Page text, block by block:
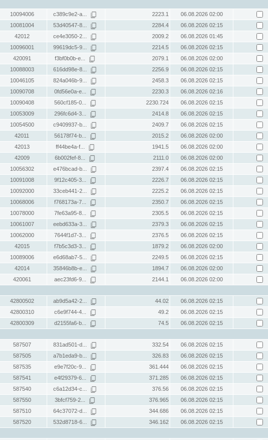
10094006 c389c9e2-a... 2223.1
06.08.2026 02:00
10081004 53d40547-8... 2284.4
06.08.2026 02:15
42012 ce4e3050-2... 2009.2
06.08.2026 01:45
10096001 99619dc5-9... 2214.5
06.08.2026 02:15
420091 f3bf0b0b-e... 2079.1
06.08.2026 02:00
10088003 616dd98e-8... 2256.9
06.08.2026 02:15
10046105 824a046b-9... 2458.3
06.08.2026 02:15
10090708 0fd56e0a-e... 2230.3
06.08.2026 02:16
10090408 560cf185-0... 2230.724
06.08.2026 02:15
10053009 296fc6d4-3... 2414.8
06.08.2026 02:15
10054500 c9409937-b... 2409.7
06.08.2026 02:15
42011 56178f74-b... 2015.2
06.08.2026 02:00
42013 ff44be4a-f... 1941.5
06.08.2026 02:00
42009 6b002fef-8... 2111.0
06.08.2026 02:00
10056302 e476bcad-b... 2397.4
06.08.2026 02:15
10091008 9f12c405-3... 2226.7
06.08.2026 02:15
10092000 33ceb441-2... 2225.2
06.08.2026 02:15
10068006 f768173a-7... 2350.7
06.08.2026 02:15
10078000 7fe63a95-8... 2305.5
06.08.2026 02:15
10061007 eebd633a-3... 2379.3
06.08.2026 02:15
10062000 7644f1d7-3... 2376.5
06.08.2026 02:15
42015 f7b5c3d3-3... 1879.2
06.08.2026 02:00
10089006 e6d68ab7-5... 2249.5
06.08.2026 02:15
42014 35846b8b-e... 1894.7
06.08.2026 02:00
420061 aec23fd6-9... 2144.1
06.08.2026 02:00
42800502 ab9d5a42-2... 44.02
06.08.2026 02:15
42800310 c6e9f744-4... 49.2
06.08.2026 02:15
42800309 d2155fa6-b... 74.5
06.08.2026 02:15
587507 831ad501-d... 332.54
06.08.2026 02:15
587505 a7b1eda9-b... 326.83
06.08.2026 02:15
587535 e9e7f20c-9... 361.444
06.08.2026 02:15
587541 e4f29379-6... 371.285
06.08.2026 02:15
587540 c6a12d34-c... 376.56
06.08.2026 02:15
587550 3bfcf759-2... 376.965
06.08.2026 02:15
587510 64c37072-d... 344.686
06.08.2026 02:15
587520 532d8718-6... 346.162
06.08.2026 02:15